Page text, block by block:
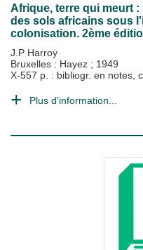
Afrique, terre qui meurt :
des sols africains sous
colonisation. 2ème
J.P Harroy
Bruxelles : Hayez ; 1949
X-557 p. : bibliogr. en notes,
Plus d'information...